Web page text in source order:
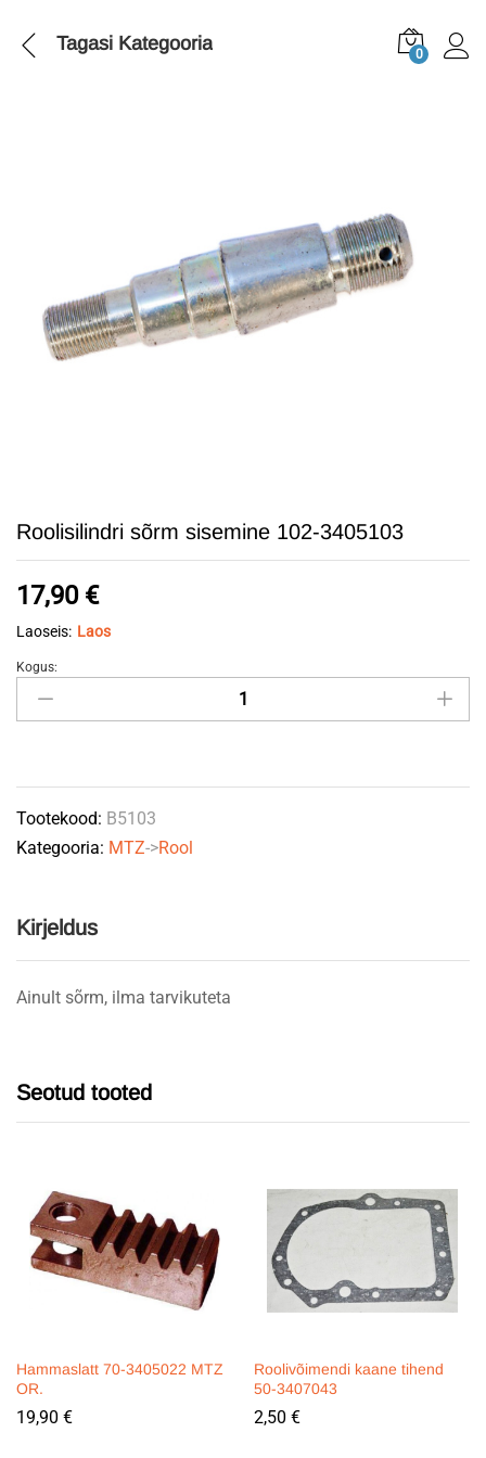
Tagasi Kategooria 0
Roolisilindri sõrm sisemine 102-3405103
17,90 €
Laoseis: Laos
Roolisilindri
sõrm
3405103
quantity
Kogus:
Tootekood: B5103
Kategooria: MTZ->Rool
Kirjeldus
Ainult sõrm, ilma tarvikuteta
Seotud tooted
Hammaslatt 70-3405022 MTZ
OR.
19,90 €
Roolivõimendi kaane tihend
50-3407043
2,50 €